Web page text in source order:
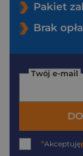
Pakiet
Brak
Twój e-mail
*Akceptuję